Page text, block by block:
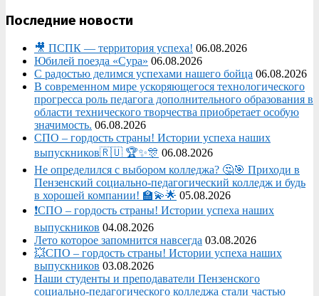
Последние новости
🎥 ПСПК — территория успеха! 06.08.2026
Юбилей поезда «Сура» 06.08.2026
С радостью делимся успехами нашего бойца 06.08.2026
В современном мире ускоряющегося технологического
прогресса роль педагога дополнительного образования в
области технического творчества приобретает особую
значимость. 06.08.2026
СПО – гордость страны! Истории успеха наших
выпускников🇷🇺 🏆✨🎊 06.08.2026
Не определился с выбором колледжа? 🤔🎯 Приходи в
Пензенский социально-педагогический колледж и будь
в хорошей компании! 🏫💫🌟 05.08.2026
❗СПО – гордость страны! Истории успеха наших
выпускников 04.08.2026
Лето которое запомнится навсегда 03.08.2026
💥СПО – гордость страны! Истории успеха наших
выпускников 03.08.2026
Наши студенты и преподаватели Пензенского
социально‑педагогического колледжа стали частью